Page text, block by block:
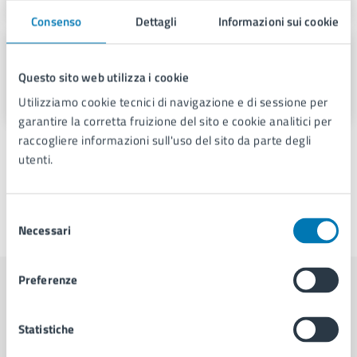
Consenso Dettagli Informazioni sui cookie
Questo sito web utilizza i cookie
Utilizziamo cookie tecnici di navigazione e di sessione per
garantire la corretta fruizione del sito e cookie analitici per
raccogliere informazioni sull'uso del sito da parte degli
utenti.
delNecessari
Preferenze
Statistiche
Servizio Stampa e Web TV
Piazza Municipio 22, 80133
Ultimo aggiornamento: